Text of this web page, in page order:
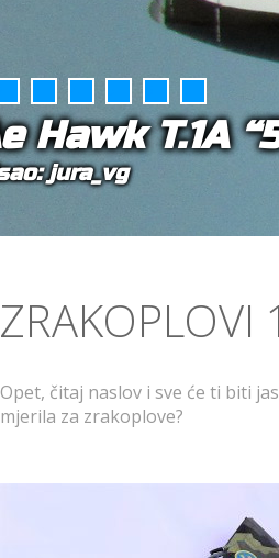
Hawk T.1A
jura_vg
ZRAKOPLOVI
Opet, čitaj naslov i sve će ti biti
mjerila za zrakoplove?